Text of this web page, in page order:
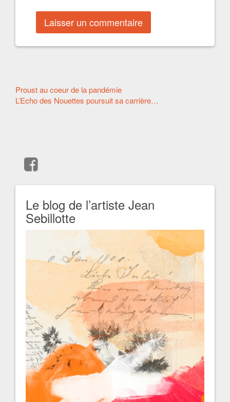
Autres
articles
Proust au coeur de la pandémie
L’Echo des Nouettes poursuit sa carrière…
Le blog de l’artiste Jean
Sebillotte